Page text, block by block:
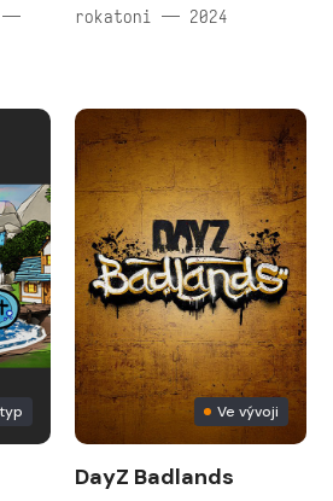
—
rokatoni — 2024
Ve vývoji
DayZ Badlands